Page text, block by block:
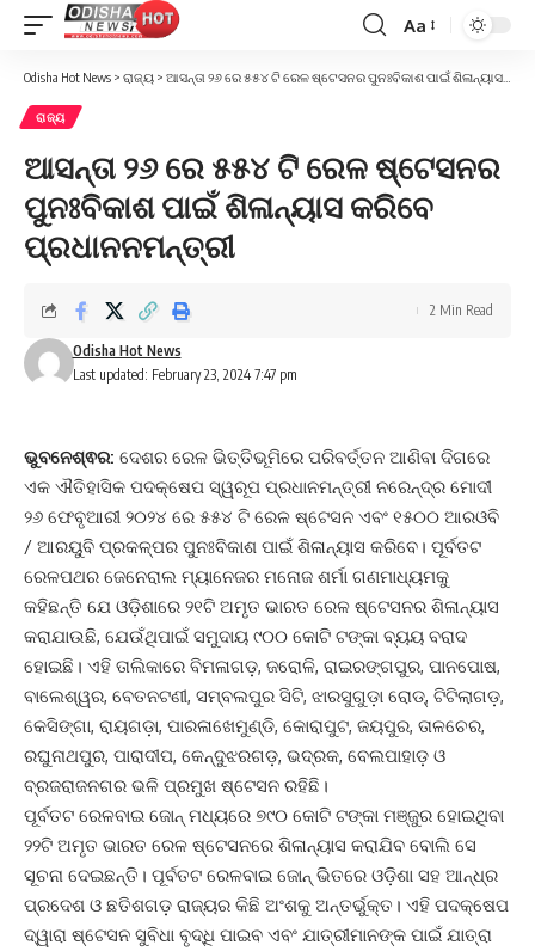
Font
Resizer
Aa
Odisha Hot News > ରାଜ୍ୟ > ଆସନ୍ତା ୨୬ ରେ ୫୫୪ ଟି ରେଳ ଷ୍ଟେସନର ପୁନଃବିକାଶ ପାଇଁ ଶିଳାନ୍ୟାସ କରିବେ ପ୍ରଧାନନମନ୍ତ୍ରୀ
ରାଜ୍ୟ
ଆସନ୍ତା ୨୬ ରେ ୫୫୪ ଟି ରେଳ ଷ୍ଟେସନର
ପୁନଃବିକାଶ ପାଇଁ ଶିଳାନ୍ୟାସ କରିବେ
ପ୍ରଧାନନମନ୍ତ୍ରୀ
Last updated: February 23, 2024 7:47 pm
Odisha Hot News
2 Min Read
ଭୁବନେଶ୍ଵର: ଦେଶର ରେଳ ଭିତ୍ତିଭୂମିରେ ପରିବର୍ତ୍ତନ ଆଣିବା ଦିଗରେ
ଏକ ଐତିହାସିକ ପଦକ୍ଷେପ ସ୍ୱରୂପ ପ୍ରଧାନମନ୍ତ୍ରୀ ନରେନ୍ଦ୍ର ମୋଦୀ
୨୬ ଫେବୃଆରୀ ୨୦୨୪ ରେ ୫୫୪ ଟି ରେଳ ଷ୍ଟେସନ ଏବଂ ୧୫୦୦ ଆରଓବି
/ ଆରୟୁବି ପ୍ରକଳ୍ପର ପୁନଃବିକାଶ ପାଇଁ ଶିଳାନ୍ୟାସ କରିବେ। ପୂର୍ବତଟ
ରେଳପଥର ଜେନେରାଲ ମ୍ୟାନେଜର ମନୋଜ ଶର୍ମା ଗଣମାଧ୍ୟମକୁ
କହିଛନ୍ତି ଯେ ଓଡ଼ିଶାରେ ୨୧ଟି ଅମୃତ ଭାରତ ରେଳ ଷ୍ଟେସନର ଶିଳାନ୍ୟାସ
କରାଯାଉଛି, ଯେଉଁଥିପାଇଁ ସମୁଦାୟ ୯୦୦ କୋଟି ଟଙ୍କା ବ୍ୟୟ ବରାଦ
ହୋଇଛି। ଏହି ତାଲିକାରେ ବିମଳାଗଡ଼, ଜରୋଳି, ରାଇରଙ୍ଗପୁର, ପାନପୋଷ,
ବାଲେଶ୍ୱର, ବେତନଟଣୀ, ସମ୍ବଲପୁର ସିଟି, ଝାରସୁଗୁଡ଼ା ରୋଡ୍, ଟିଟିଲାଗଡ଼,
କେସିଙ୍ଗା, ରାୟଗଡ଼ା, ପାରଳାଖେମୁଣ୍ଡି, କୋରାପୁଟ, ଜୟପୁର, ତାଳଚେର,
ରଘୁନାଥପୁର, ପାରାଦୀପ, କେନ୍ଦୁଝରଗଡ଼, ଭଦ୍ରକ, ବେଲପାହାଡ଼ ଓ
ବ୍ରଜରାଜନଗର ଭଳି ପ୍ରମୁଖ ଷ୍ଟେସନ ରହିଛି।
ପୂର୍ବତଟ ରେଳବାଇ ଜୋନ୍ ମଧ୍ୟରେ ୭୯୦ କୋଟି ଟଙ୍କା ମଞ୍ଜୁର ହୋଇଥିବା
୨୨ଟି ଅମୃତ ଭାରତ ରେଳ ଷ୍ଟେସନରେ ଶିଳାନ୍ୟାସ କରାଯିବ ବୋଲି ସେ
ସୂଚନା ଦେଇଛନ୍ତି। ପୂର୍ବତଟ ରେଳବାଇ ଜୋନ୍ ଭିତରେ ଓଡ଼ିଶା ସହ ଆନ୍ଧ୍ର
ପ୍ରଦେଶ ଓ ଛତିଶଗଡ଼ ରାଜ୍ୟର କିଛି ଅଂଶକୁ ଅନ୍ତର୍ଭୁକ୍ତ। ଏହି ପଦକ୍ଷେପ
ଦ୍ୱାରା ଷ୍ଟେସନ ସୁବିଧା ବୃଦ୍ଧି ପାଇବ ଏବଂ ଯାତ୍ରୀମାନଙ୍କ ପାଇଁ ଯାତ୍ରା